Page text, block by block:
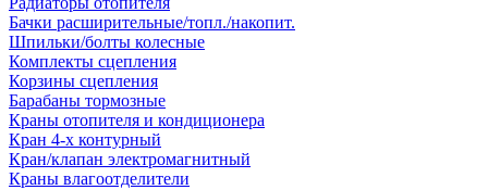
Бачки расширительные/топл./накопит.
Шпильки/болты колесные
Комплекты сцепления
Корзины сцепления
Барабаны тормозные
Краны отопителя и кондиционера
Кран 4-х контурный
Кран/клапан электромагнитный
Краны влагоотделители